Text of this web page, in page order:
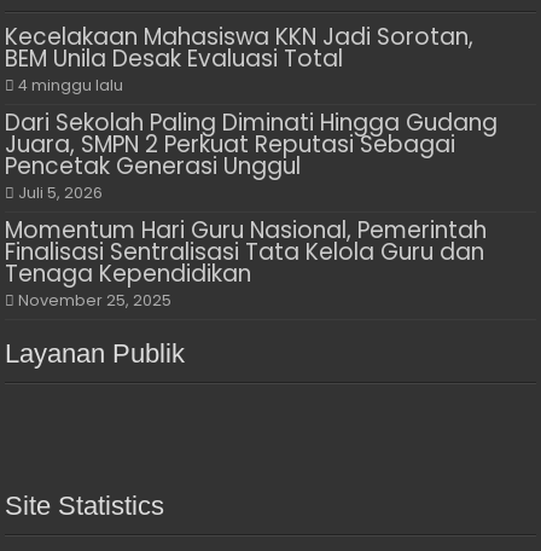
Kecelakaan Mahasiswa KKN Jadi Sorotan,
BEM Unila Desak Evaluasi Total
4 minggu lalu
Dari Sekolah Paling Diminati Hingga Gudang
Juara, SMPN 2 Perkuat Reputasi Sebagai
Pencetak Generasi Unggul
Juli 5, 2026
Momentum Hari Guru Nasional, Pemerintah
Finalisasi Sentralisasi Tata Kelola Guru dan
Tenaga Kependidikan
November 25, 2025
Layanan Publik
Site Statistics